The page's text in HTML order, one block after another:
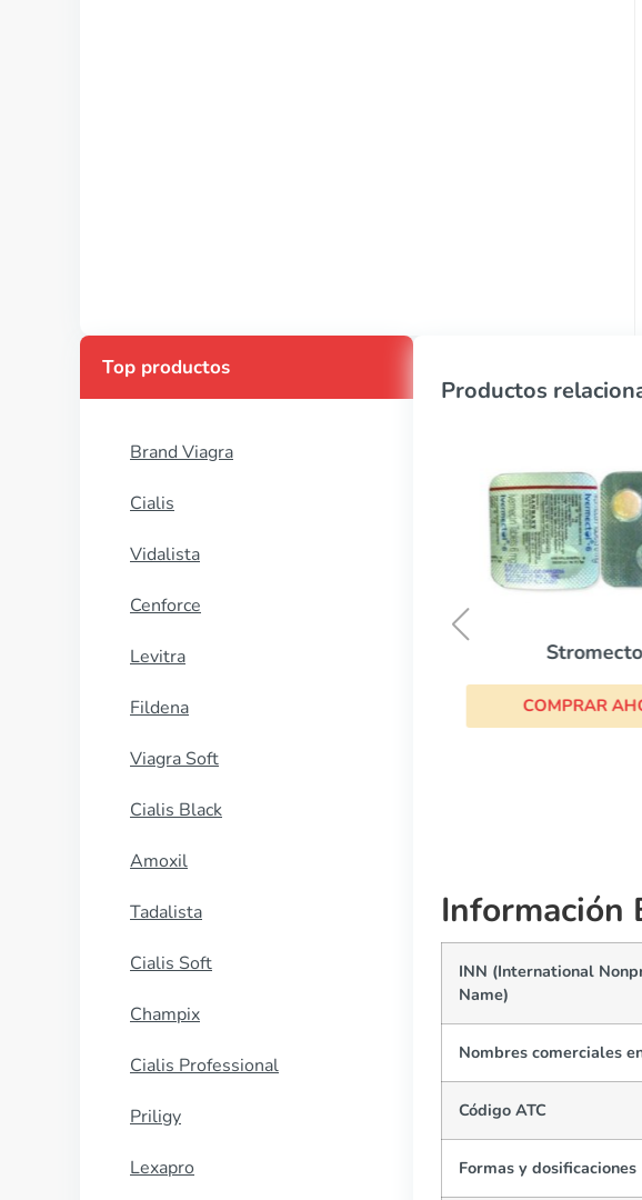
Top productos
Brand Viagra
Cialis
Vidalista
Cenforce
Levitra
Fildena
Viagra Soft
Cialis Black
Amoxil
Tadalista
Cialis Soft
Champix
Cialis Professional
Priligy
Lexapro
Productos
COMPRAR
Información
INN (International
Name)
Nombres comerciales
Código ATC
Formas y dosificaciones